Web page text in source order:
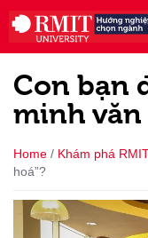
Con bạn
minh văn
Home / Khám phá
hoá”?